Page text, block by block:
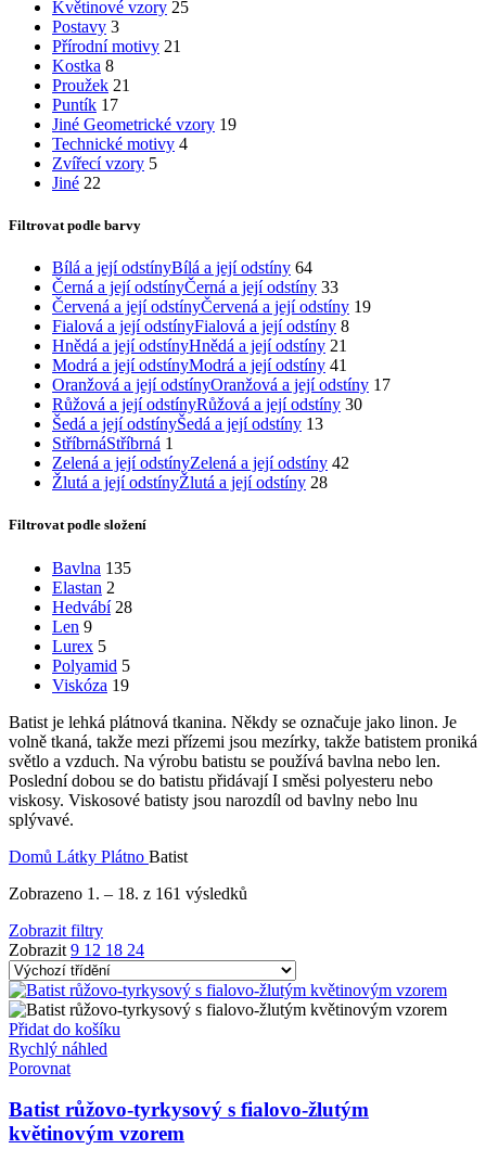
Květinové vzory 25
Postavy 3
Přírodní motivy 21
Kostka 8
Proužek 21
Puntík 17
Jiné Geometrické vzory 19
Technické motivy 4
Zvířecí vzory 5
Jiné 22
Filtrovat podle barvy
Bílá a její odstínyBílá a její odstíny 64
Černá a její odstínyČerná a její odstíny 33
Červená a její odstínyČervená a její odstíny 19
Fialová a její odstínyFialová a její odstíny 8
Hnědá a její odstínyHnědá a její odstíny 21
Modrá a její odstínyModrá a její odstíny 41
Oranžová a její odstínyOranžová a její odstíny 17
Růžová a její odstínyRůžová a její odstíny 30
Šedá a její odstínyŠedá a její odstíny 13
StříbrnáStříbrná 1
Zelená a její odstínyZelená a její odstíny 42
Žlutá a její odstínyŽlutá a její odstíny 28
Filtrovat podle složení
Bavlna 135
Elastan 2
Hedvábí 28
Len 9
Lurex 5
Polyamid 5
Viskóza 19
Batist je lehká plátnová tkanina. Někdy se označuje jako linon. Je
volně tkaná, takže mezi přízemi jsou mezírky, takže batistem proniká
světlo a vzduch. Na výrobu batistu se používá bavlna nebo len.
Poslední dobou se do batistu přidávají I směsi polyesteru nebo
viskosy. Viskosové batisty jsou narozdíl od bavlny nebo lnu
splývavé.
Domů Látky Plátno Batist
Zobrazeno 1. – 18. z 161 výsledků
Zobrazit filtry
Zobrazit 9 12 18 24
Přidat do košíku
Rychlý náhled
Porovnat
Batist růžovo-tyrkysový s fialovo-žlutým
květinovým vzorem